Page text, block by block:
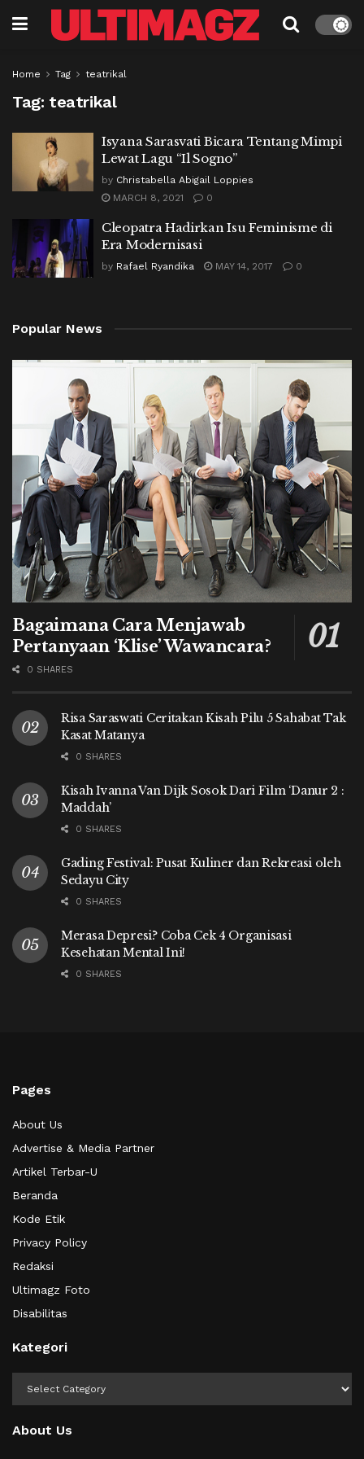
Home Tag teatrikal
Tag: teatrikal
Isyana Sarasvati Bicara Tentang Mimpi
Lewat Lagu “Il Sogno”
by Christabella Abigail Loppies
MARCH 8, 2021
0
Cleopatra Hadirkan Isu Feminisme di
Era Modernisasi
by Rafael Ryandika MAY 14, 2017 0
Popular News
Bagaimana Cara Menjawab
Pertanyaan ‘Klise’ Wawancara?
0 SHARES
Risa Saraswati Ceritakan Kisah Pilu 5 Sahabat Tak
Kasat Matanya
0 SHARES
Kisah Ivanna Van Dijk Sosok Dari Film ‘Danur 2 :
Maddah’
0 SHARES
Gading Festival: Pusat Kuliner dan Rekreasi oleh
Sedayu City
0 SHARES
Merasa Depresi? Coba Cek 4 Organisasi
Kesehatan Mental Ini!
0 SHARES
Pages
About Us
Advertise & Media Partner
Artikel Terbar-U
Beranda
Kode Etik
Privacy Policy
Redaksi
Ultimagz Foto
Disabilitas
Kategori
About Us